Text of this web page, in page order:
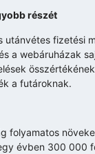
részét
a webáruházak
a futároknak.
folyamatos
évben 300